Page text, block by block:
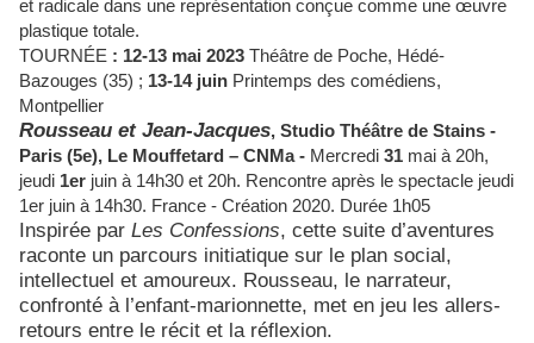
et radicale dans une représentation conçue comme une œuvre
plastique totale.
TOURNÉE : 12-13 mai 2023 Théâtre de Poche, Hédé-
Bazouges (35) ; 13-14 juin Printemps des comédiens,
Montpellier
Rousseau et Jean-Jacques, Studio Théâtre de Stains -
Paris (5e), Le Mouffetard – CNMa - Mercredi 31 mai à 20h,
jeudi 1er juin à 14h30 et 20h. Rencontre après le spectacle jeudi
1er juin à 14h30. France - Création 2020. Durée 1h05
Inspirée par Les Confessions, cette suite d’aventures
raconte un parcours initiatique sur le plan social,
intellectuel et amoureux. Rousseau, le narrateur,
confronté à l’enfant-marionnette, met en jeu les allers-
retours entre le récit et la réflexion.